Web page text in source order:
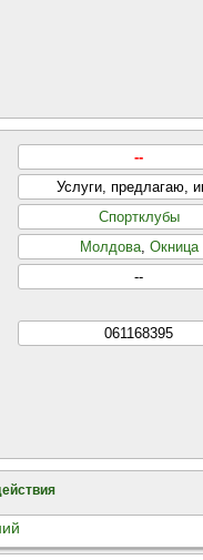
--
Услуги, предлагаю,
Спортклубы
Молдова, Окница
--
061168395